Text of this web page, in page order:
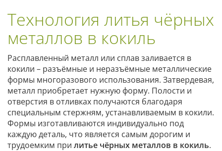
Технология литья чёрных
металлов в кокиль
Расплавленный металл или сплав заливается в
кокили – разъёмные и неразъёмные металлические
формы многоразового использования. Затвердевая,
металл приобретает нужную форму. Полости и
отверстия в отливках получаются благодаря
специальным стержням, устанавливаемым в кокили.
Формы изготавливаются индивидуально под
каждую деталь, что является самым дорогим и
трудоемким при литье чёрных металлов в кокиль.